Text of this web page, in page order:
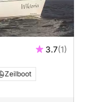
3.7(1)
Zeilboot